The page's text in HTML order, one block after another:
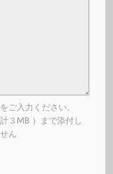
ご入力ください。
３MB ）まで添付し
ん